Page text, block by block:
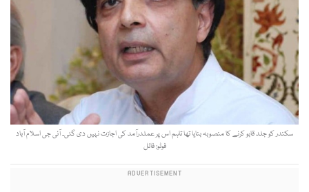
سکندر کو جلد قابو کرنے کا منصوبہ بنایا تھا تاہم اس پر عملدرآمد کی اجازت نہیں دی گئی۔ آئی جی اسلام آباد
فوٹو: فائل